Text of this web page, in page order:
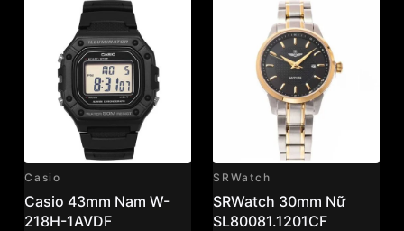
Casio
Casio 43mm Nam W-
218H-1AVDF
SRWatch
SRWatch 30mm Nữ
SL80081.1201CF